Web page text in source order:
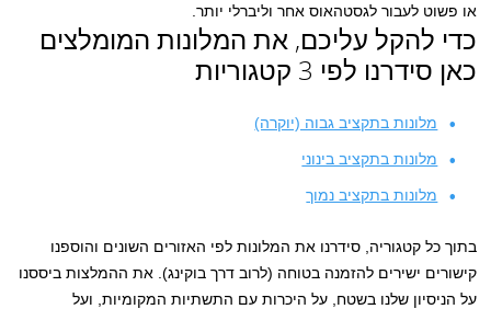
או פשוט לעבור לגסטהאוס אחר וליברלי יותר.
כדי להקל עליכם, את המלונות המומלצים
כאן סידרנו לפי 3 קטגוריות
מלונות בתקציב גבוה (יוקרה)
מלונות בתקציב בינוני
מלונות בתקציב נמוך
בתוך כל קטגוריה, סידרנו את המלונות לפי האזורים השונים והוספנו
קישורים ישירים להזמנה בטוחה (לרוב דרך בוקינג). את ההמלצות ביססנו
על הניסיון שלנו בשטח, על היכרות עם התשתיות המקומיות, ועל